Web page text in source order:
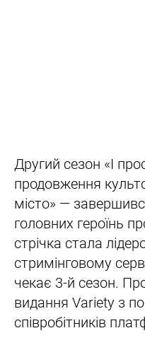
Другий сезон «І
продовження
місто» —
головних героїнь
стрічка стала
стримінговому
чекає 3-й сезон.
видання Variety з
співробітників